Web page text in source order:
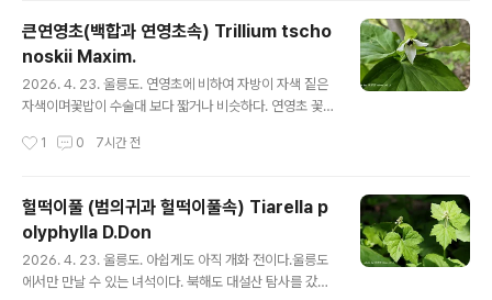
s://qweenbee.tistory.com/8895007연영초 종자 :
https://qweenbee.tistory.com/8895003 큰연영초
꽃 : https://qweenbee.tistory.com/8897512 http
s://qweenbee.tistory.com/8899310https://qwe
enbee.t..
큰연영초(백합과 연영초속) Trillium tscho
noskii Maxim.
2026. 4. 23. 울릉도. 연영초에 비하여 자방이 자색 짙은
자색이며꽃밥이 수술대 보다 짧거나 비슷하다. 연영초 꽃 :
qweenbee.tistory.com/8897085https://qweenb
ry.com/8899318연영초 열매 : https://qweenbee.ti
story.com/8895007연영초 종자 : https://qweenb
ee.tistory.com/8895003 큰연영초 꽃 : https://qwe
enbee.tistory.com/8897512 https://qweenbee.t
istory.com/8899..
1 0 7시간 전
헐떡이풀 (범의귀과 헐떡이풀속) Tiarella p
olyphylla D.Don
2026. 4. 23. 울릉도. 아쉽게도 아직 개화 전이다.울릉도
에서만 만날 수 있는 녀석이다. 북해도 대설산 탐사를 갔다